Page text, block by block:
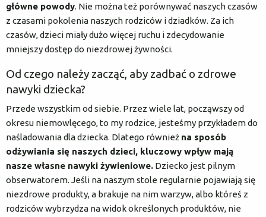
główne powody. Nie można też porównywać naszych czasów
z czasami pokolenia naszych rodziców i dziadków. Za ich
czasów, dzieci miały dużo więcej ruchu i zdecydowanie
mniejszy dostęp do niezdrowej żywności.
Od czego należy zacząć, aby zadbać o zdrowe
nawyki dziecka?
Przede wszystkim od siebie. Przez wiele lat, począwszy od
okresu niemowlęcego, to my rodzice, jesteśmy przykładem do
naśladowania dla dziecka. Dlatego również na sposób
odżywiania się naszych dzieci, kluczowy wpływ mają
nasze własne nawyki żywieniowe. Dziecko jest pilnym
obserwatorem. Jeśli na naszym stole regularnie pojawiają się
niezdrowe produkty, a brakuje na nim warzyw, albo któreś z
rodziców wybrzydza na widok określonych produktów, nie